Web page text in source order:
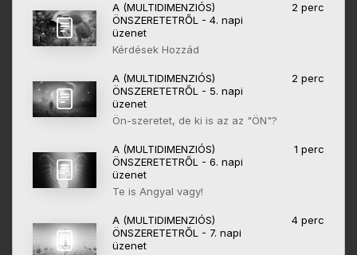
A (MULTIDIMENZIÓS)
ÖNSZERETETRŐL - 4. napi
üzenet
2 perc
Kérdések Hozzád
A (MULTIDIMENZIÓS)
ÖNSZERETETRŐL - 5. napi
üzenet
2 perc
Ön-szeretet, de ki is az az "ÖN"?
A (MULTIDIMENZIÓS)
ÖNSZERETETRŐL - 6. napi
üzenet
1 perc
Te is Angyal vagy!
A (MULTIDIMENZIÓS)
ÖNSZERETETRŐL - 7. napi
üzenet
4 perc